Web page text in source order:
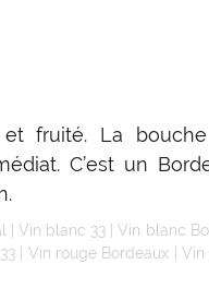
fruité. La
C’est un
Vin blanc 33 |Vin blanc
| Vin rouge Bordeaux |Vin